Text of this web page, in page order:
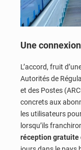
Une
L’accord, fruit
Autorités de
et des Postes
concrets aux
les utilisateurs
lorsqu’ils
réception gratuite